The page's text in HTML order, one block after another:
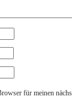
für meinen